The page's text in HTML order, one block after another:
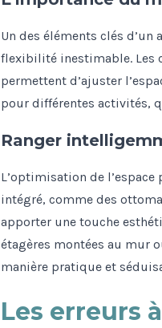
Un des éléments clés
flexibilité inestimable. Les
permettent d’ajuster
pour différentes activités,
Ranger
L’optimisation de
intégré, comme des
apporter une touche
étagères montées au mur
manière pratique et
Les erreurs